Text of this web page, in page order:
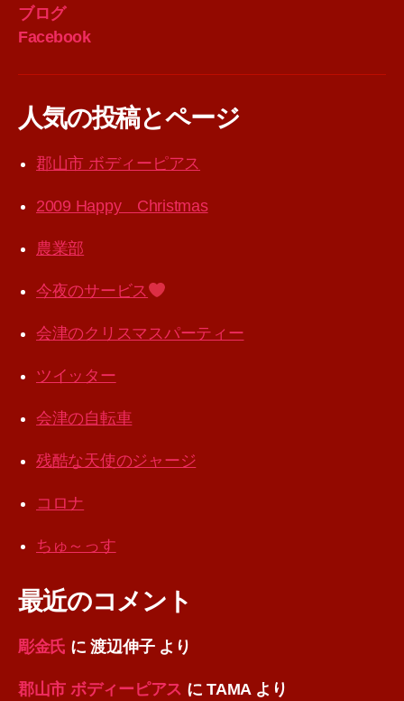
ブログ
Facebook
人気の投稿とページ
郡山市 ボディーピアス
2009 Happy Christmas
農業部
今夜のサービス
会津のクリスマスパーティー
ツイッター
会津の自転車
残酷な天使のジャージ
コロナ
ちゅ～っす
最近のコメント
彫金氏 に渡辺伸子より
郡山市 ボディーピアス にTAMAより